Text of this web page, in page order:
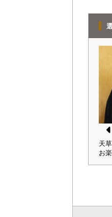
貴
ぶ
＼
プ
ン
天
お